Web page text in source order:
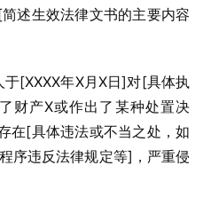
述生效法律文书的主要内容
[XXXX年X月X日]对[具体执
财产X或作出了某种处置决
在[具体违法或不当之处，如
序违反法律规定等]，严重侵